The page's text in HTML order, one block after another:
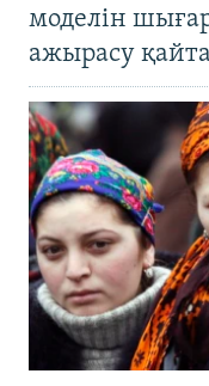
моделін
ажырасу